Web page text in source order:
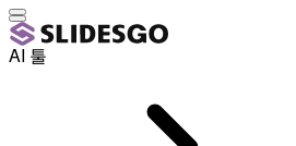
AI 툴